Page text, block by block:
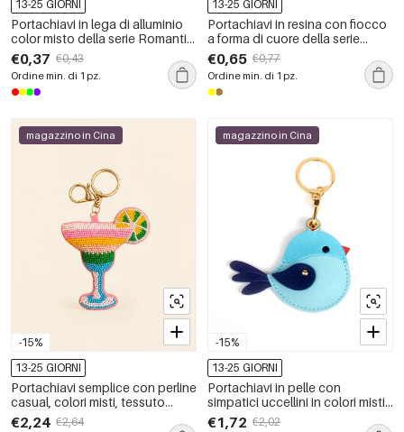
13-25 GIORNI
Portachiavi in lega di alluminio
color misto della serie Romantic
Sweet Heart
€0,37 €0,43
Ordine min. di 1 pz.
13-25 GIORNI
Portachiavi in resina con fiocco
a forma di cuore della serie
Romantic Series
€0,65 €0,77
Ordine min. di 1 pz.
-15%
magazzino in Cina
13-25 GIORNI
Portachiavi semplice con perline
casual, colori misti, tessuto
alimentare
€2,24 €2,64
-15%
magazzino in Cina
13-25 GIORNI
Portachiavi in pelle con
simpatici uccellini in colori misti
della serie Simple
€1,72 €2,02